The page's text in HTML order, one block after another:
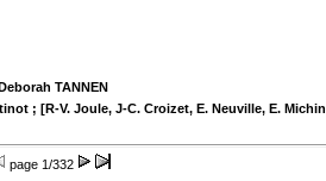
TANNEN
; [R-V. Joule, J-C. Croizet, E. Neuville, E.
page 1/332